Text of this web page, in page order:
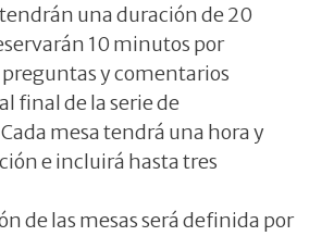
una duración de 20
10 minutos por
y comentarios
final de la serie de
mesa tendrá una hora y
e incluirá hasta tres
de las mesas será definida por